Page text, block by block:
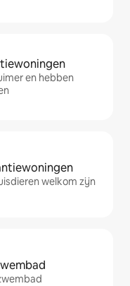
en hebben
welkom zijn